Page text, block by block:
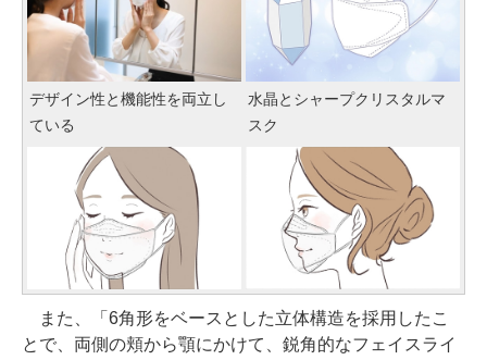
デザイン性と機能性を両立し
ている
水晶とシャープクリスタルマ
スク
また、「6角形をベースとした立体構造を採用したこ
とで、両側の頬から顎にかけて、鋭角的なフェイスライ